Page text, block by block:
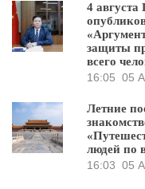
4
защиты
всего
16:05 05
Летние
людей по
16:03 05